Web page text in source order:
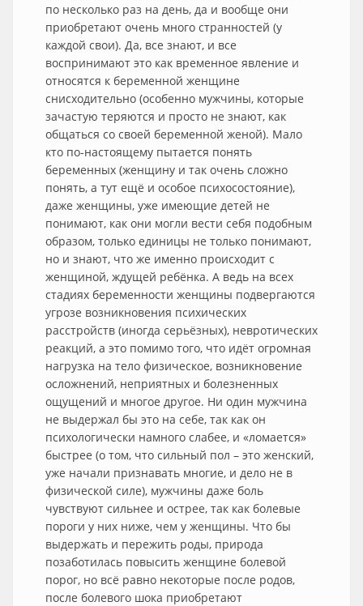
по несколько раз на день, да и вообще они
приобретают очень много странностей (у
каждой свои). Да, все знают, и все
воспринимают это как временное явление и
относятся к беременной женщине
снисходительно (особенно мужчины, которые
зачастую теряются и просто не знают, как
общаться со своей беременной женой). Мало
кто по-настоящему пытается понять
беременных (женщину и так очень сложно
понять, а тут ещё и особое психосостояние),
даже женщины, уже имеющие детей не
понимают, как они могли вести себя подобным
образом, только единицы не только понимают,
но и знают, что же именно происходит с
женщиной, ждущей ребёнка. А ведь на всех
стадиях беременности женщины подвергаются
угрозе возникновения психических
расстройств (иногда серьёзных), невротических
реакций, а это помимо того, что идёт огромная
нагрузка на тело физическое, возникновение
осложнений, неприятных и болезненных
ощущений и многое другое. Ни один мужчина
не выдержал бы это на себе, так как он
психологически намного слабее, и «ломается»
быстрее (о том, что сильный пол – это женский,
уже начали признавать многие, и дело не в
физической силе), мужчины даже боль
чувствуют сильнее и острее, так как болевые
пороги у них ниже, чем у женщины. Что бы
выдержать и пережить роды, природа
позаботилась повысить женщине болевой
порог, но всё равно некоторые после родов,
после болевого шока приобретают